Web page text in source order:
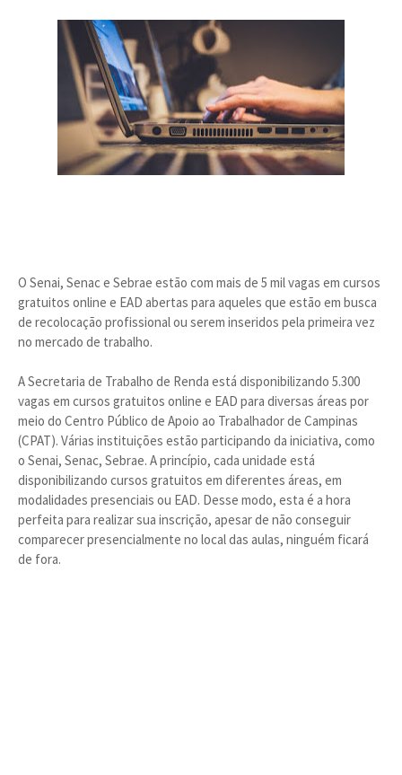
O Senai, Senac e Sebrae estão com mais de 5 mil vagas em cursos
gratuitos online e EAD abertas para aqueles que estão em busca
de recolocação profissional ou serem inseridos pela primeira vez
no mercado de trabalho.
A Secretaria de Trabalho de Renda está disponibilizando 5.300
vagas em cursos gratuitos online e EAD para diversas áreas por
meio do Centro Público de Apoio ao Trabalhador de Campinas
(CPAT). Várias instituições estão participando da iniciativa, como
o Senai, Senac, Sebrae. A princípio, cada unidade está
disponibilizando cursos gratuitos em diferentes áreas, em
modalidades presenciais ou EAD. Desse modo, esta é a hora
perfeita para realizar sua inscrição, apesar de não conseguir
comparecer presencialmente no local das aulas, ninguém ficará
de fora.